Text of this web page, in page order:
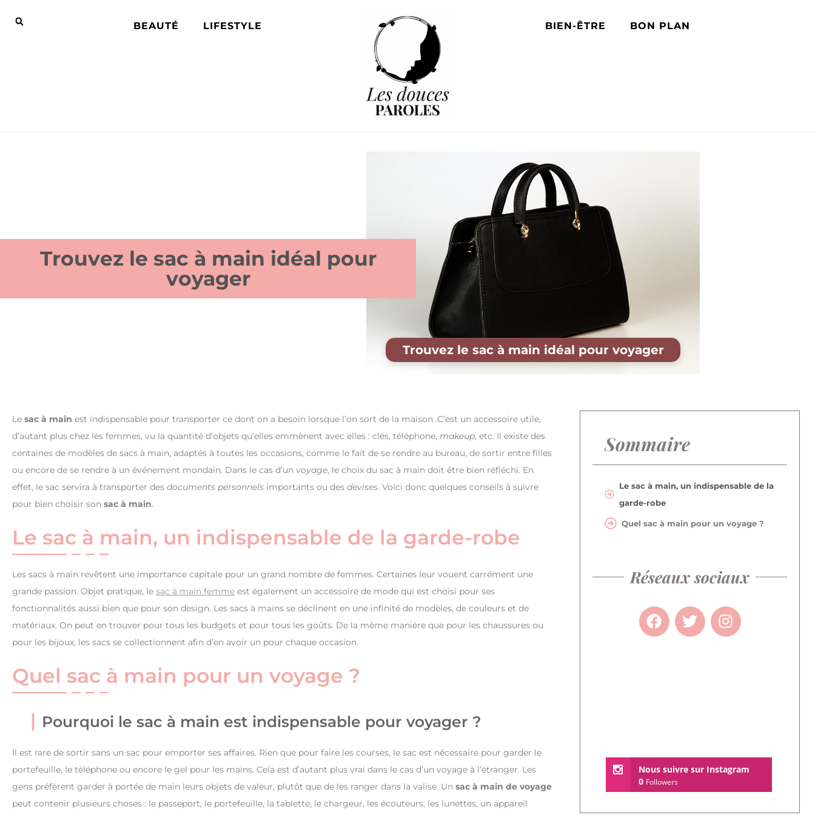
BEAUTÉ LIFESTYLE BIEN-ÊTRE BON PLAN
Trouvez le sac à main idéal pour
voyager
Trouvez le sac à main idéal pour voyager
Le sac à main est indispensable pour transporter ce dont on a besoin lorsque l’on sort de la maison. C’est un accessoire utile,
d’autant plus chez les femmes, vu la quantité d’objets qu’elles emmènent avec elles : clés, téléphone, makeup, etc. Il existe des
centaines de modèles de sacs à main, adaptés à toutes les occasions, comme le fait de se rendre au bureau, de sortir entre filles
ou encore de se rendre à un événement mondain. Dans le cas d’un voyage, le choix du sac à main doit être bien réfléchi. En
effet, le sac servira à transporter des documents personnels importants ou des devises. Voici donc quelques conseils à suivre
pour bien choisir son sac à main.
Le sac à main, un indispensable de la garde-robe
Les sacs à main revêtent une importance capitale pour un grand nombre de femmes. Certaines leur vouent carrément une
grande passion. Objet pratique, le sac à main femme est également un accessoire de mode qui est choisi pour ses
fonctionnalités aussi bien que pour son design. Les sacs à mains se déclinent en une infinité de modèles, de couleurs et de
matériaux. On peut en trouver pour tous les budgets et pour tous les goûts. De la même manière que pour les chaussures ou
pour les bijoux, les sacs se collectionnent afin d’en avoir un pour chaque occasion.
Quel sac à main pour un voyage ?
Pourquoi le sac à main est indispensable pour voyager ?
Il est rare de sortir sans un sac pour emporter ses affaires. Rien que pour faire les courses, le sac est nécessaire pour garder le
portefeuille, le téléphone ou encore le gel pour les mains. Cela est d’autant plus vrai dans le cas d’un voyage à l’étranger. Les
gens préfèrent garder à portée de main leurs objets de valeur, plutôt que de les ranger dans la valise. Un sac à main de voyage
peut contenir plusieurs choses : le passeport, le portefeuille, la tablette, le chargeur, les écouteurs, les lunettes, un appareil
Sommaire
Le sac à main, un indispensable de la
garde-robe
Quel sac à main pour un voyage ?
Réseaux sociaux
Nous suivre sur Instagram
0 Followers